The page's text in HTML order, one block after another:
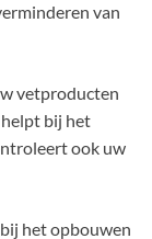
van
vetproducten
helpt bij het
ook uw
het opbouwen